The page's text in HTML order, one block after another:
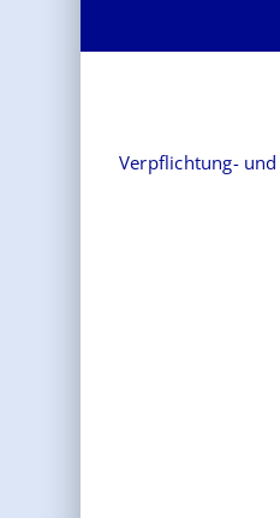
Verpflichtung-